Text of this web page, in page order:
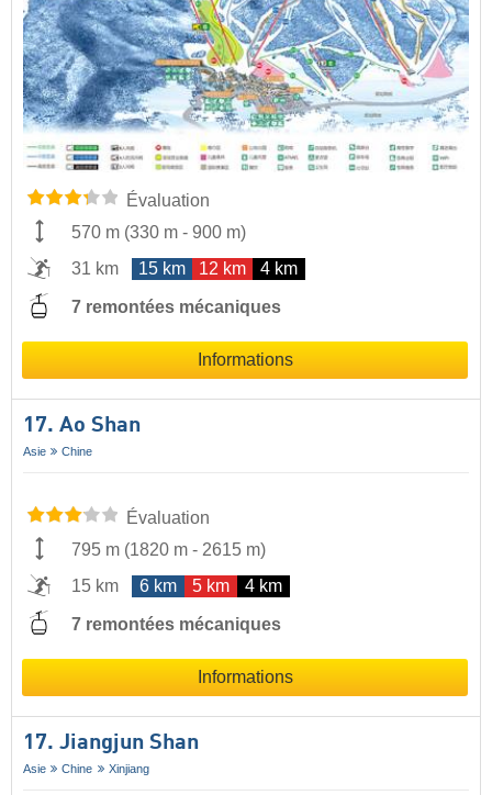
Évaluation
570 m (330 m - 900 m)
31 km
15 km 12 km 4 km
7 remontées mécaniques
Informations
17. Ao Shan
Asie Chine
Évaluation
795 m (1820 m - 2615 m)
15 km
6 km 5 km 4 km
7 remontées mécaniques
Informations
17. Jiangjun Shan
Asie Chine Xinjiang